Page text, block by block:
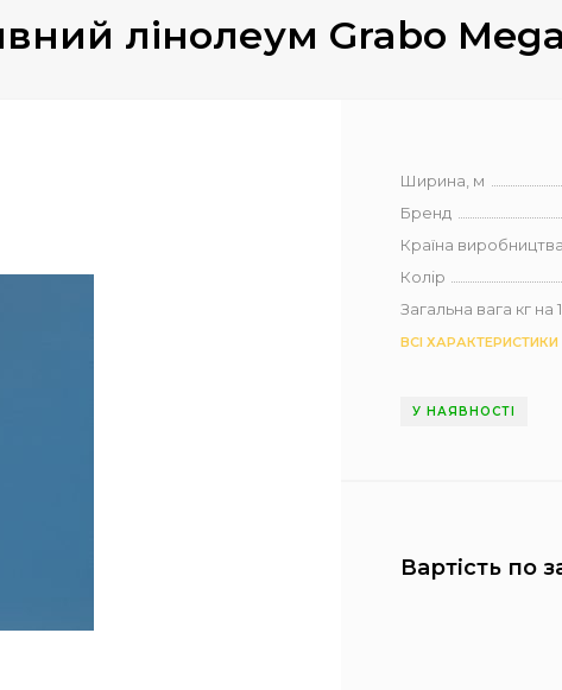
лінолеум Grabo
Ширина, м
Бренд
Країна виробництва
Колір
Загальна вага кг на
ВСІ ХАРАКТЕРИСТИКИ
У НАЯВНОСТІ
Вартість по